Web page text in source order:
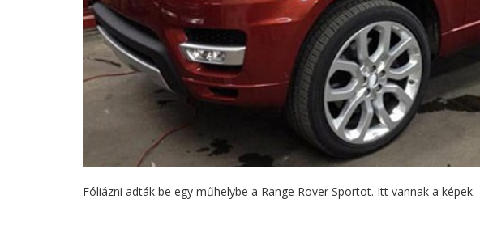
Fóliázni adták be egy műhelybe a Range Rover Sportot. Itt vannak a képek.